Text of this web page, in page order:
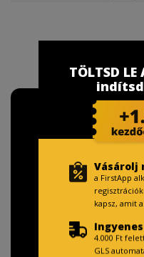
TÖLTSD LE
Vásárolj
a FirstApp
kapsz, amit
4.000 Ft
GLS